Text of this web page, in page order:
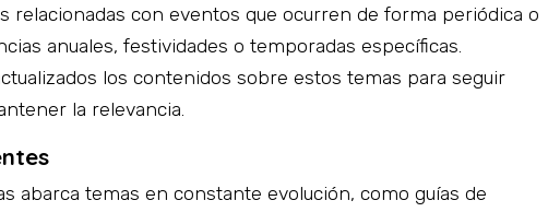
relacionadas con eventos que ocurren de forma periódica o
anuales, festividades o temporadas específicas.
los contenidos sobre estos temas para seguir
la relevancia.
abarca temas en constante evolución, como guías de